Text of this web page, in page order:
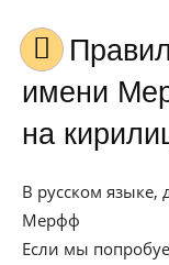
Правильное написание
имени
на
В русском языке,
Мерфф
Если мы